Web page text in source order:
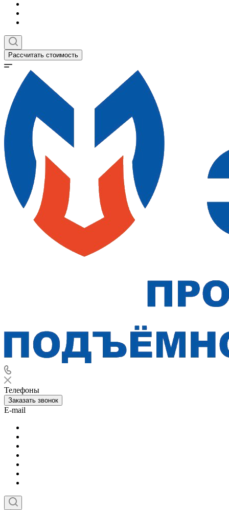
Рассчитать стоимость
Телефоны
Заказать звонок
E-mail